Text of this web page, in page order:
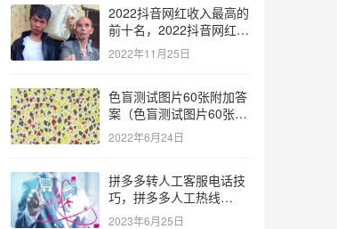
2022抖音网红收入最高的
前十名，2022抖音网红收
入最高的前十名有哪些？
2022年11月25日
色盲测试图片60张附加答
案（色盲测试图片60张复
杂）
2022年6月24日
拼多多转人工客服电话技
巧，拼多多人工热线
9541344？
2023年6月25日